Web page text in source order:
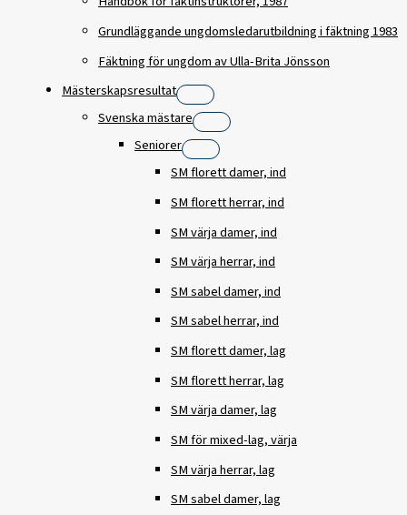
Grundläggande ungdomsledarutbildning i fäktning 1983
Fäktning för ungdom av Ulla-Brita Jönsson
Mästerskapsresultat
Svenska mästare
Seniorer
SM florett damer, ind
SM florett herrar, ind
SM värja damer, ind
SM värja herrar, ind
SM sabel damer, ind
SM sabel herrar, ind
SM florett damer, lag
SM florett herrar, lag
SM värja damer, lag
SM för mixed-lag, värja
SM värja herrar, lag
SM sabel damer, lag